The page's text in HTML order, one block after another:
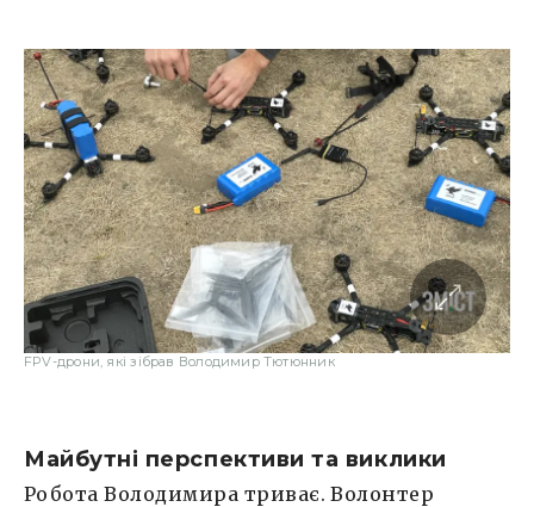
FPV-дрони, які зібрав Володимир Тютюнник
Майбутні перспективи та виклики
Робота Володимира триває. Волонтер